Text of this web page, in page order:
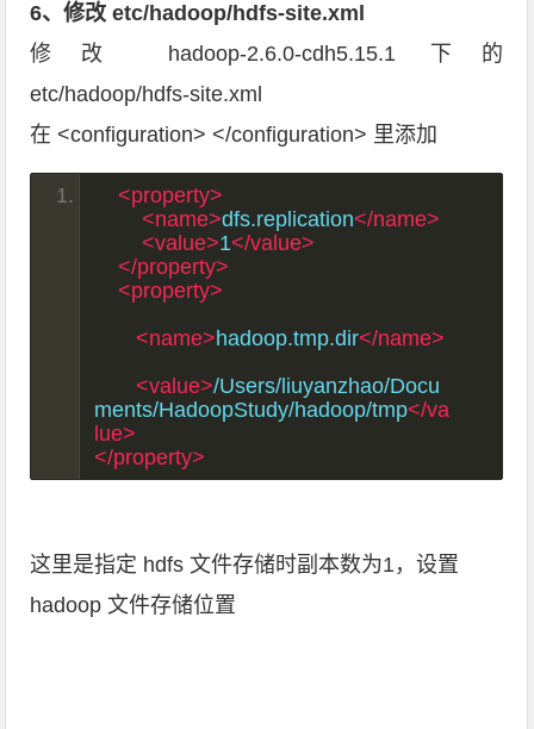
6、修改 etc/hadoop/hdfs-site.xml
修改 hadoop-2.6.0-cdh5.15.1 下的
etc/hadoop/hdfs-site.xml
在 <configuration> </configuration> 里添加
<property>
<name>dfs.replication</name>
<value>1</value>
</property>
<property>
<name>hadoop.tmp.dir</name>
<value>/Users/liuyanzhao/Docu
ments/HadoopStudy/hadoop/tmp</va
lue>
</property>
这里是指定 hdfs 文件存储时副本数为1，设置
hadoop 文件存储位置